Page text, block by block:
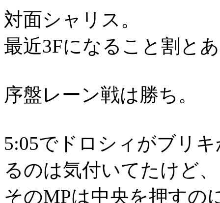
対面シャリス。
最近3Fになること割と
序盤レーン戦は勝ち。
5:05でドロシィがブリ
るのは気付いてたけど、
そのMPは中央を押すの